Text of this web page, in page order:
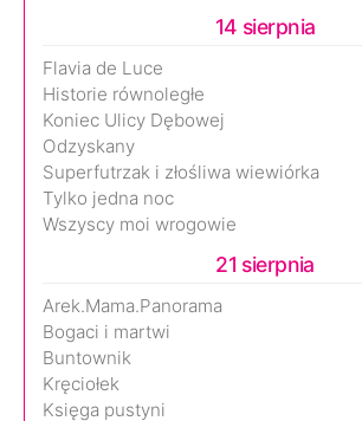
14 sierpnia
Flavia de Luce
Historie równoległe
Koniec Ulicy Dębowej
Odzyskany
Superfutrzak i złośliwa wiewiórka
Tylko jedna noc
Wszyscy moi wrogowie
21 sierpnia
Arek.Mama.Panorama
Bogaci i martwi
Buntownik
Kręciołek
Księga pustyni